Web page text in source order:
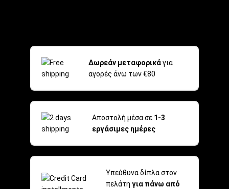
Δωρεάν μεταφορικάγια
αγορές άνω των €80
Αποστολή μέσα σε 1-3
εργάσιμες ημέρες
Υπεύθυνα δίπλα στον
πελάτη για πάνω από